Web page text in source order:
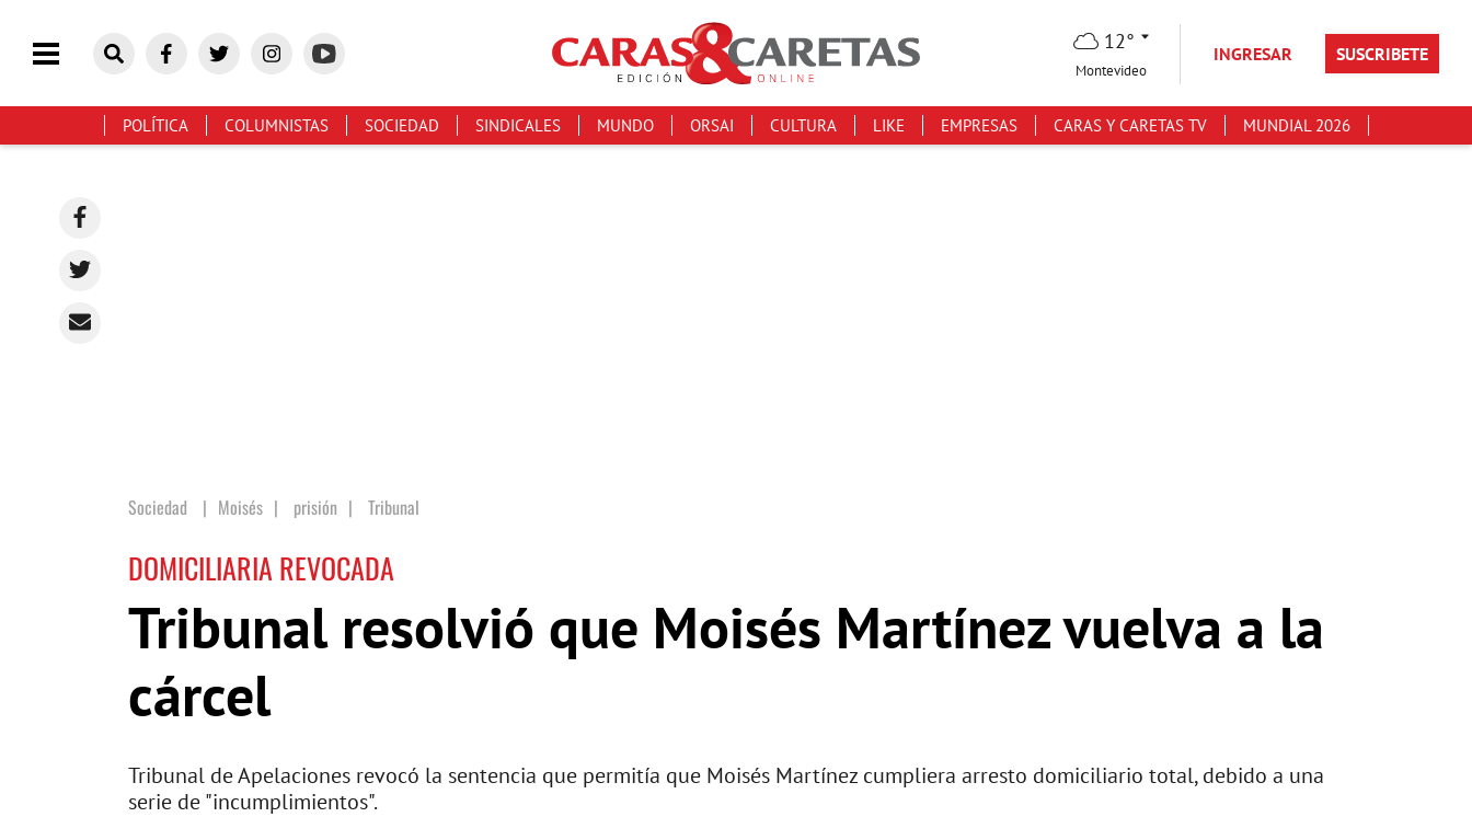
12°
Montevideo
INGRESAR SUSCRIBETE
POLÍTICA COLUMNISTAS SOCIEDAD SINDICALES MUNDO ORSAI CULTURA LIKE EMPRESAS CARAS Y CARETAS TV MUNDIAL 2026
Sociedad Moisés | prisión | Tribunal
DOMICILIARIA REVOCADA
Tribunal resolvió que Moisés Martínez vuelva a la
cárcel
Tribunal de Apelaciones revocó la sentencia que permitía que Moisés Martínez cumpliera arresto domiciliario total, debido a una
serie de "incumplimientos".